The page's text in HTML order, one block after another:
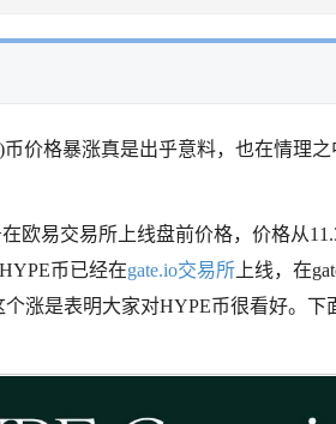
币价格暴涨真是出乎意料，也在情理
欧易交易所上线盘前价格，价格从
币已经在gate.io交易所 上线，在
个涨是表明大家对HYPE币很看好。